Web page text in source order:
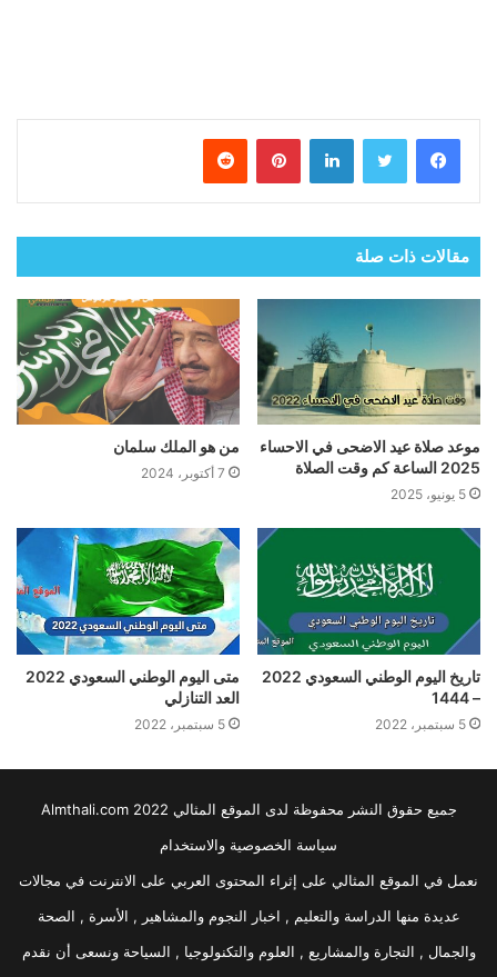
فيسبوك تويتر لينكدإن بينتيريست
مقالات ذات صلة
موعد صلاة عيد الاضحى في الاحساء
2025 الساعة كم وقت الصلاة
5 يونيو، 2025
من هو الملك سلمان
7 أكتوبر، 2024
تاريخ اليوم الوطني السعودي 2022
– 1444
5 سبتمبر، 2022
متى اليوم الوطني السعودي 2022
العد التنازلي
5 سبتمبر، 2022
جميع حقوق النشر محفوظة لدى الموقع المثالي 2022 Almthali.com
سياسة الخصوصية والاستخدام
نعمل في الموقع المثالي على إثراء المحتوى العربي على الانترنت في مجالات
عديدة منها الدراسة والتعليم , اخبار النجوم والمشاهير , الأسرة , الصحة
والجمال , التجارة والمشاريع , العلوم والتكنولوجيا , السياحة ونسعى أن نقدم